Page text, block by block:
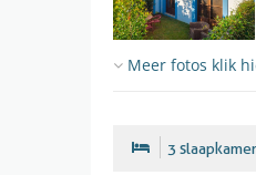
Meer fotos klik
3